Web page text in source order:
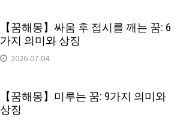
【꿈해몽】싸움 후 접시를 깨는 꿈: 6
가지 의미와 상징
2026-07-04
【꿈해몽】미루는 꿈: 9가지 의미와
상징